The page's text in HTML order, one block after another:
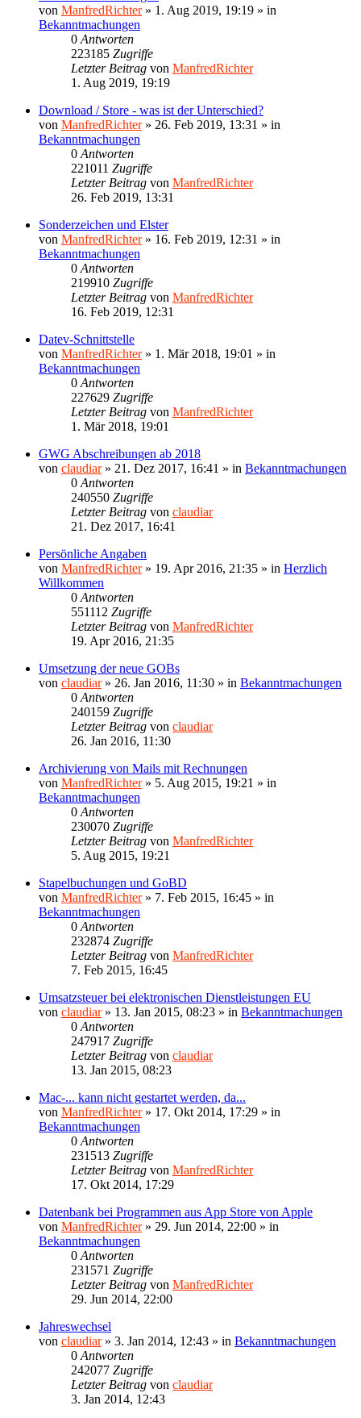
von ManfredRichter» 1. Aug 2019, 19:19 » in
Bekanntmachungen
0 Antworten
223185 Zugriffe
Letzter Beitrag von ManfredRichter
1. Aug 2019, 19:19
Download / Store - was ist der Unterschied?
von ManfredRichter» 26. Feb 2019, 13:31 » in
Bekanntmachungen
0 Antworten
221011 Zugriffe
Letzter Beitrag von ManfredRichter
26. Feb 2019, 13:31
Sonderzeichen und Elster
von ManfredRichter» 16. Feb 2019, 12:31 » in
Bekanntmachungen
0 Antworten
219910 Zugriffe
Letzter Beitrag von ManfredRichter
16. Feb 2019, 12:31
Datev-Schnittstelle
von ManfredRichter» 1. Mär 2018, 19:01 » in
Bekanntmachungen
0 Antworten
227629 Zugriffe
Letzter Beitrag von ManfredRichter
1. Mär 2018, 19:01
GWG Abschreibungen ab 2018
von claudiar» 21. Dez 2017, 16:41 » in Bekanntmachungen
0 Antworten
240550 Zugriffe
Letzter Beitrag von claudiar
21. Dez 2017, 16:41
Persönliche Angaben
von ManfredRichter» 19. Apr 2016, 21:35 » in Herzlich
Willkommen
0 Antworten
551112 Zugriffe
Letzter Beitrag von ManfredRichter
19. Apr 2016, 21:35
Umsetzung der neue GOBs
von claudiar» 26. Jan 2016, 11:30 » in Bekanntmachungen
0 Antworten
240159 Zugriffe
Letzter Beitrag von claudiar
26. Jan 2016, 11:30
Archivierung von Mails mit Rechnungen
von ManfredRichter» 5. Aug 2015, 19:21 » in
Bekanntmachungen
0 Antworten
230070 Zugriffe
Letzter Beitrag von ManfredRichter
5. Aug 2015, 19:21
Stapelbuchungen und GoBD
von ManfredRichter» 7. Feb 2015, 16:45 » in
Bekanntmachungen
0 Antworten
232874 Zugriffe
Letzter Beitrag von ManfredRichter
7. Feb 2015, 16:45
Umsatzsteuer bei elektronischen Dienstleistungen EU
von claudiar» 13. Jan 2015, 08:23 » in Bekanntmachungen
0 Antworten
247917 Zugriffe
Letzter Beitrag von claudiar
13. Jan 2015, 08:23
Mac-... kann nicht gestartet werden, da...
von ManfredRichter» 17. Okt 2014, 17:29 » in
Bekanntmachungen
0 Antworten
231513 Zugriffe
Letzter Beitrag von ManfredRichter
17. Okt 2014, 17:29
Datenbank bei Programmen aus App Store von Apple
von ManfredRichter» 29. Jun 2014, 22:00 » in
Bekanntmachungen
0 Antworten
231571 Zugriffe
Letzter Beitrag von ManfredRichter
29. Jun 2014, 22:00
Jahreswechsel
von claudiar» 3. Jan 2014, 12:43 » in Bekanntmachungen
0 Antworten
242077 Zugriffe
Letzter Beitrag von claudiar
3. Jan 2014, 12:43